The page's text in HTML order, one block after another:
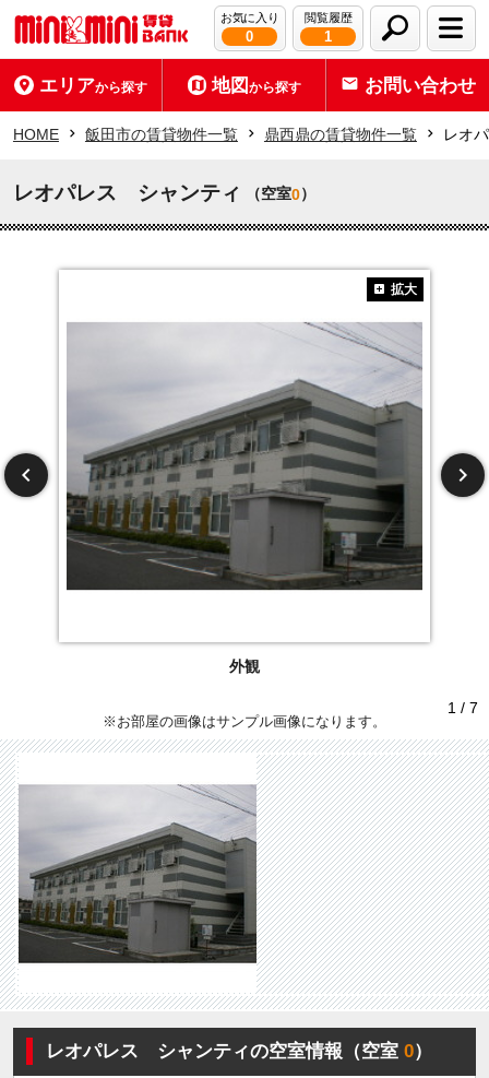
お気に入り
0
閲覧履歴
1
エリアから探す 地図から探す お問い合わせ
HOME 飯田市の賃貸物件一覧 鼎西鼎の賃貸物件一覧 レオ
レオパレス シャンティ （空室0）
外観
拡大
1 / 7
※お部屋の画像はサンプル画像になります。
レオパレス シャンティの空室情報（空室0）